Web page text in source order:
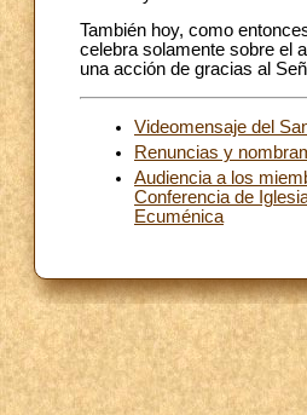
También hoy, como
celebra solamente sobre el
una acción de gracias al
Videomensaje del
Renuncias y
Audiencia a los
Conferencia de
Ecuménica